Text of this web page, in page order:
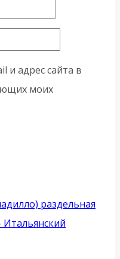
и адрес сайта в
моих